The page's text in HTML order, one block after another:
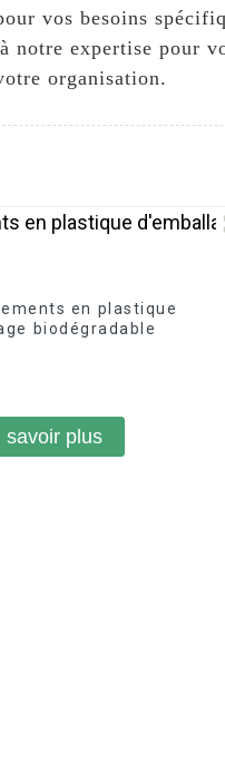
vos besoins
notre expertise pour
organisation.
en plastique
biodégradable
savoir plus